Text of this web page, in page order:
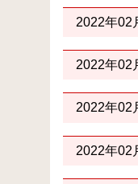
2022年02
2022年02
2022年02
2022年02